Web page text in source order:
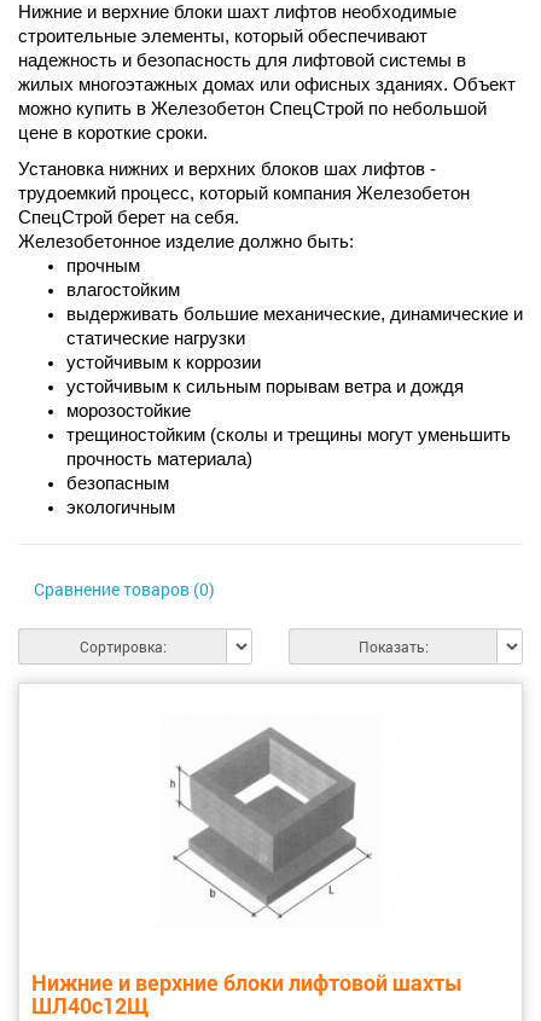
Нижние и верхние блоки шахт лифтов необходимые
строительные элементы, который обеспечивают
надежность и безопасность для лифтовой системы в
жилых многоэтажных домах или офисных зданиях. Объект
можно купить в Железобетон СпецСтрой по небольшой
цене в короткие сроки.
Установка нижних и верхних блоков шах лифтов -
трудоемкий процесс, который компания Железобетон
СпецСтрой берет на себя.
Железобетонное изделие должно быть:
прочным
влагостойким
выдерживать большие механические, динамические и
статические нагрузки
устойчивым к коррозии
устойчивым к сильным порывам ветра и дождя
морозостойкие
трещиностойким (сколы и трещины могут уменьшить
прочность материала)
безопасным
экологичным
Сравнение товаров (0)
Сортировка: Показать:
Нижние и верхние блоки лифтовой шахты
ШЛ40с12Щ